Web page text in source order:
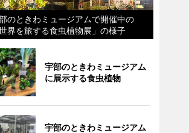
のときわミュージアムで開催中の
世界を旅する食虫植物展」の様子
宇部のときわミュージアム
に展示する食虫植物
宇部のときわミュージアム